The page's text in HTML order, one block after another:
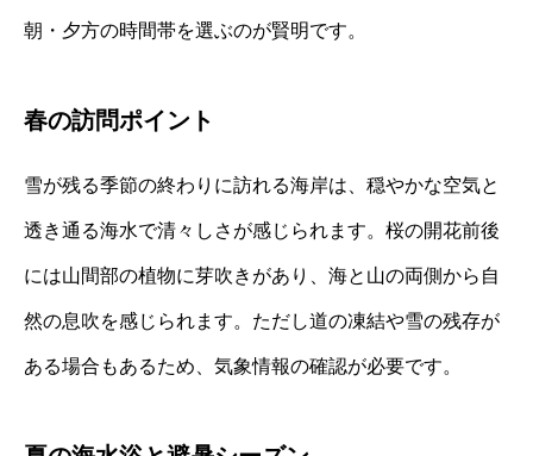
朝・夕方の時間帯を選ぶのが賢明です。
春の訪問ポイント
雪が残る季節の終わりに訪れる海岸は、穏やかな空気と
透き通る海水で清々しさが感じられます。桜の開花前後
には山間部の植物に芽吹きがあり、海と山の両側から自
然の息吹を感じられます。ただし道の凍結や雪の残存が
ある場合もあるため、気象情報の確認が必要です。